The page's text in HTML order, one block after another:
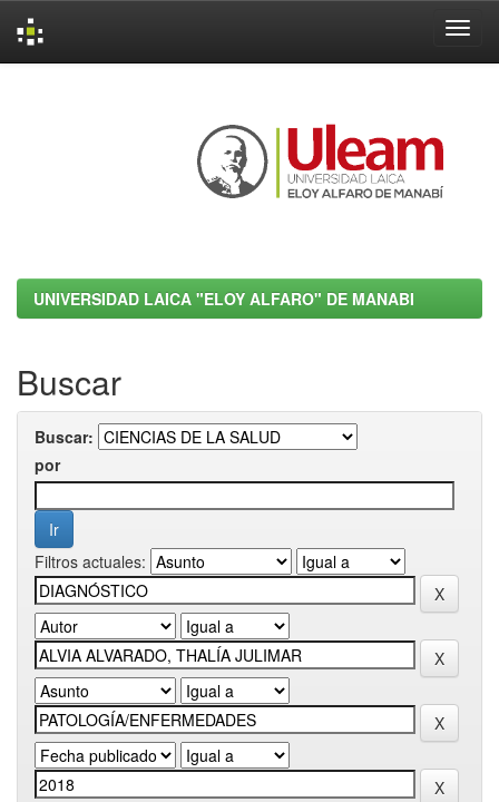
UNIVERSIDAD LAICA "ELOY ALFARO" DE MANABI
Buscar
Buscar:
por
Filtros actuales: